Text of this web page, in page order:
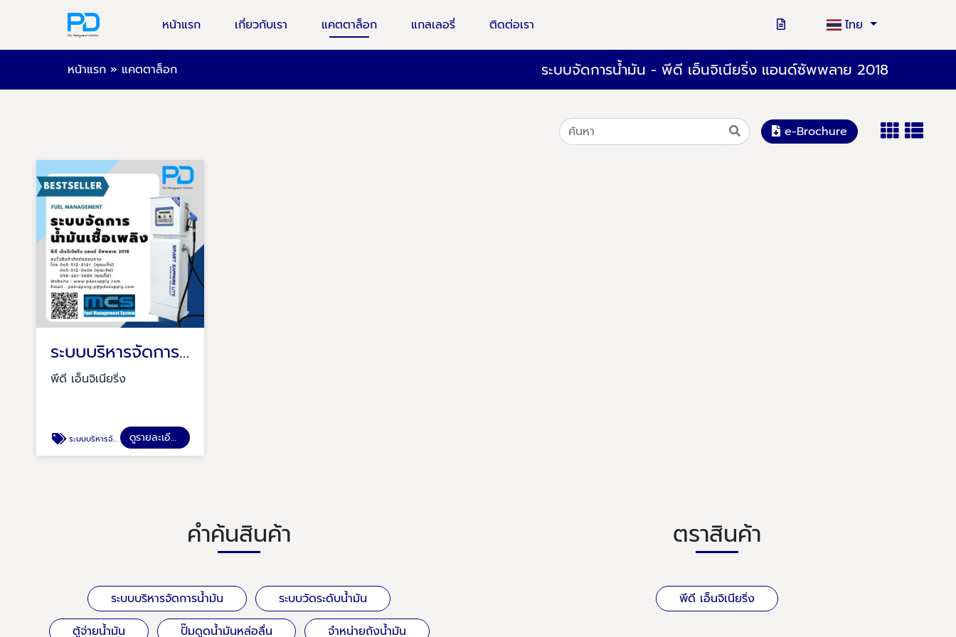
หน้าแรก เกี่ยวกับเรา แคตตาล็อก แกลเลอรี่ ติดต่อเรา ไทย
หน้าแรก » แคตตาล็อก ระบบจัดการน้ำมัน - พีดี เอ็นจิเนียริ่ง แอนด์ซัพพลาย 2018
e-Brochure
ระบบบริหารจัดการน้ำมัน
พีดี เอ็นจิเนียริ่ง
ระบบบริหารจัดการน้ำมัน ดูรายละเอียด
คำค้นสินค้า
ระบบบริหารจัดการน้ำมัน
ระบบวัดระดับน้ำมัน
ตู้จ่ายน้ำมัน
ปั๊มดูดน้ำมันหล่อลื่น จำหน่ายถังน้ำมัน
ตราสินค้า
พีดี เอ็นจิเนียริ่ง